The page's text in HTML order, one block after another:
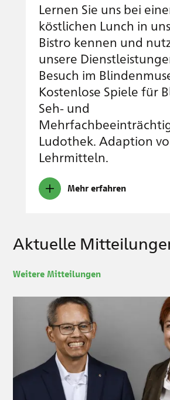
Lernen Sie uns bei
köstlichen Lunch in
Bistro kennen und
unsere
Besuch im
Kostenlose Spiele für
Seh- und
Ludothek. Adaption
Lehrmitteln.
Mehr erfahren
Aktuelle
Weitere Mitteilungen